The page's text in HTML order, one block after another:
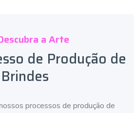
a Arte
de Produção de
Brindes
processos de produção de